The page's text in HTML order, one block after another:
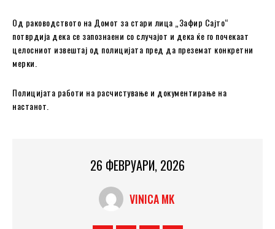
Од раководството на Домот за стари лица „Зафир Сајто“
потврдија дека се запознаени со случајот и дека ќе го почекаат
целосниот извештај од полицијата пред да преземат конкретни
мерки.
Полицијата работи на расчистување и документирање на
настанот.
26 ФЕВРУАРИ, 2026
VINICA MK